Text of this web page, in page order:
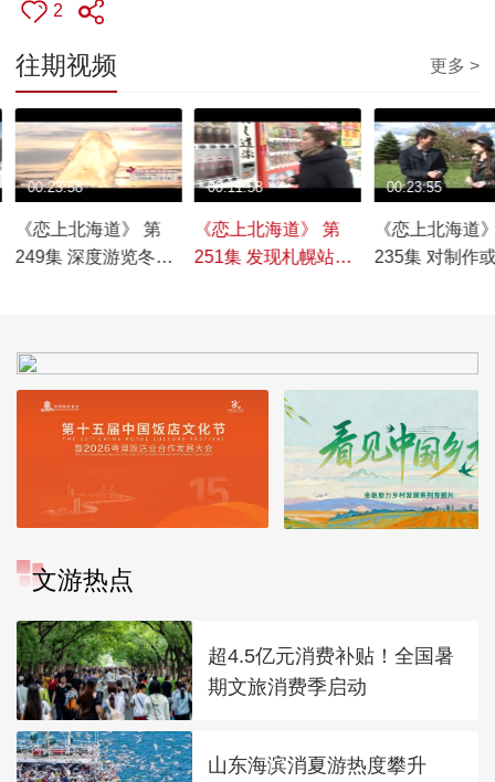
2
往期视频 更多 >
《恋上北海道》 第
249集 深度游览冬季
00:23:58
《恋上北海道》 第
251集 发现札幌站前
00:11:58
《恋上北海道
235集 对制作
00:23:55
文游热点
超4.5亿元消费补贴！全国暑
期文旅消费季启动
山东海滨消夏游热度攀升